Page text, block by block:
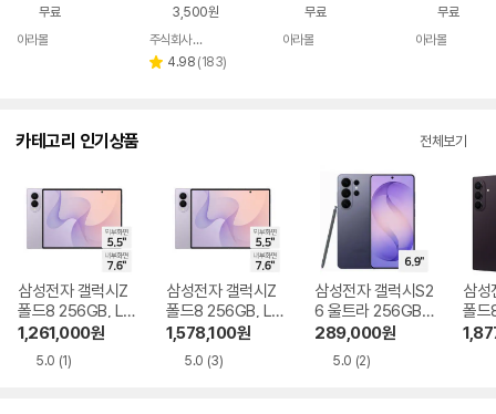
는
무료
아라몰
3,500원
페이
주식회사 폰빌리지
별 4.98 리
(183)
무료
아라몰
무료
아라몰
카테고리 인기상품 전체보기
삼성전자 갤럭시Z
폴드8 256GB, LG
U+ 번호이동 완납
1,261,000원
5.0 (1)
삼성전자 갤럭시Z
폴드8 256GB, LG
U+ 기기변경 완납
1,578,100원
5.0 (3)
삼성전자 갤럭시S2
6 울트라 256GB,
LG U+ 번호이동 완
289,000원
5.0 (2)
삼성
폴드
GB,